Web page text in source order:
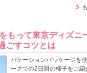
もって東京ディズニ
ごすコツとは
バケーションパッケージを
ークでの2日間の様子をご紹